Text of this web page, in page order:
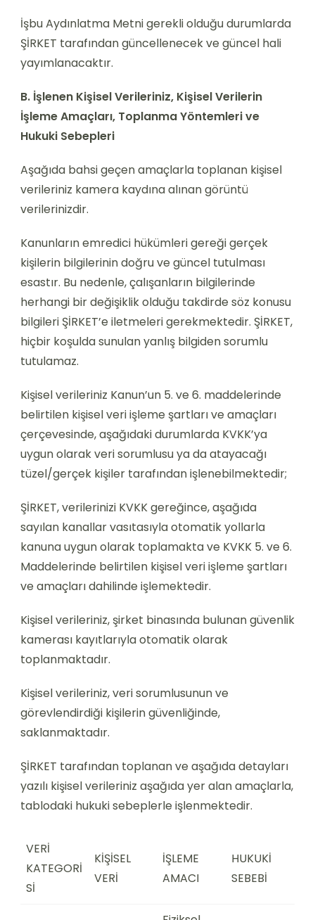
İşbu Aydınlatma Metni gerekli olduğu durumlarda
ŞİRKET tarafından güncellenecek ve güncel hali
yayımlanacaktır.
B. İşlenen Kişisel Verileriniz, Kişisel Verilerin
İşleme Amaçları, Toplanma Yöntemleri ve
Hukuki Sebepleri
Aşağıda bahsi geçen amaçlarla toplanan kişisel
verileriniz kamera kaydına alınan görüntü
verilerinizdir.
Kanunların emredici hükümleri gereği gerçek
kişilerin bilgilerinin doğru ve güncel tutulması
esastır. Bu nedenle, çalışanların bilgilerinde
herhangi bir değişiklik olduğu takdirde söz konusu
bilgileri ŞİRKET’e iletmeleri gerekmektedir. ŞİRKET,
hiçbir koşulda sunulan yanlış bilgiden sorumlu
tutulamaz.
Kişisel verileriniz Kanun’un 5. ve 6. maddelerinde
belirtilen kişisel veri işleme şartları ve amaçları
çerçevesinde, aşağıdaki durumlarda KVKK’ya
uygun olarak veri sorumlusu ya da atayacağı
tüzel/gerçek kişiler tarafından işlenebilmektedir;
ŞİRKET, verilerinizi KVKK gereğince, aşağıda
sayılan kanallar vasıtasıyla otomatik yollarla
kanuna uygun olarak toplamakta ve KVKK 5. ve 6.
Maddelerinde belirtilen kişisel veri işleme şartları
ve amaçları dahilinde işlemektedir.
Kişisel verileriniz, şirket binasında bulunan güvenlik
kamerası kayıtlarıyla otomatik olarak
toplanmaktadır.
Kişisel verileriniz, veri sorumlusunun ve
görevlendirdiği kişilerin güvenliğinde,
saklanmaktadır.
ŞİRKET tarafından toplanan ve aşağıda detayları
yazılı kişisel verileriniz aşağıda yer alan amaçlarla,
tablodaki hukuki sebeplerle işlenmektedir.
VERİ
KATEGORİ
Sİ
KİŞİSEL
VERİ
İŞLEME
AMACI
HUKUKİ
SEBEBİ